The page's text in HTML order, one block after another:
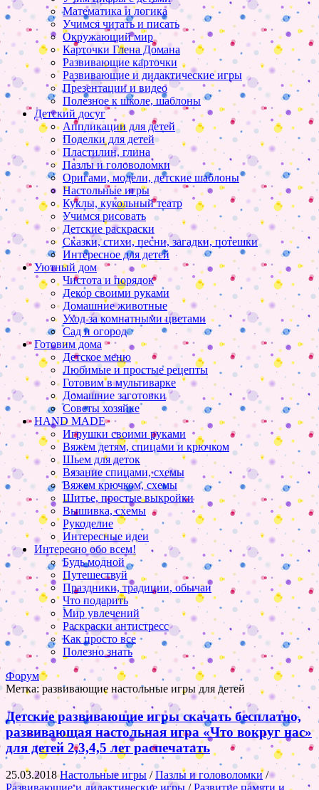
Математика и логика
Учимся читать и писать
Окружающий мир
Карточки Глена Домана
Развивающие карточки
Развивающие и дидактические игры
Презентации и видео
Полезное к школе, шаблоны
Детский досуг
Аппликации для детей
Поделки для детей
Пластилин, глина
Пазлы и головоломки
Оригами, модели, детские шаблоны
Настольные игры
Куклы, кукольный театр
Учимся рисовать
Детские раскраски
Сказки, стихи, песни, загадки, потешки
Интересное для детей
Уютный дом
Чистота и порядок
Декор своими руками
Домашние животные
Уход за комнатными цветами
Сад и огород
Готовим дома
Детское меню
Любимые и простые рецепты
Готовим в мультиварке
Домашние заготовки
Советы хозяйке
HAND MADE
Игрушки своими руками
Вяжем детям, спицами и крючком
Шьем для деток
Вязание спицами, схемы
Вяжем крючком, схемы
Шитье, простые выкройки
Вышивка, схемы
Рукоделие
Интересные идеи
Интересно обо всем!
Будь модной
Путешествуй
Праздники, традиции, обычаи
Что подарить
Мир увлечений
Раскраски антистресс
Как просто все
Полезно знать
Форум
Метка:развивающие настольные игры для детей
Детские развивающие игры скачать бесплатно,
развивающая настольная игра «Что вокруг нас»
для детей 2,3,4,5 лет распечатать
25.03.2018Настольные игры /Пазлы и головоломки/